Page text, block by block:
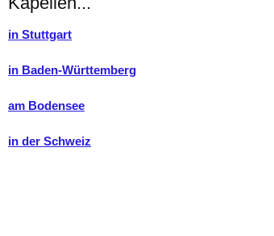
in Stuttgart
in Baden-Württemberg
am Bodensee
in der Schweiz